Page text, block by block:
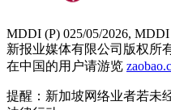
MDDI (P) 025/05/2026, MDDI
新报业媒体有限公司版权所
在中国的用户请游览
提醒：新加坡网络业者若未